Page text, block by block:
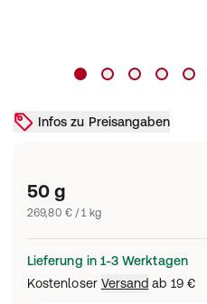
Infos zu Preisangaben
50 g
269,80 € / 1 kg
Lieferung in 1-3 Werktagen
Kostenloser Versand ab 19 €